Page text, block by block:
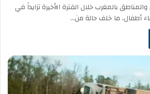
بالمغرب خلال الفترة الأخيرة تزايداً في
أطفال، ما خلف حالة من…